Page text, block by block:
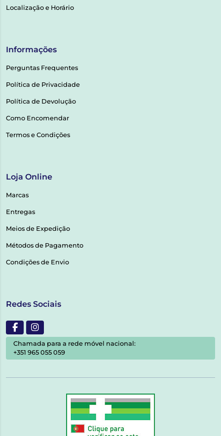
Localização e Horário
Informações
Perguntas Frequentes
Política de Privacidade
Política de Devolução
Como Encomendar
Termos e Condições
Loja Online
Marcas
Entregas
Meios de Expedição
Métodos de Pagamento
Condições de Envio
Redes Sociais
Chamada para a rede móvel nacional:
+351 965 055 059